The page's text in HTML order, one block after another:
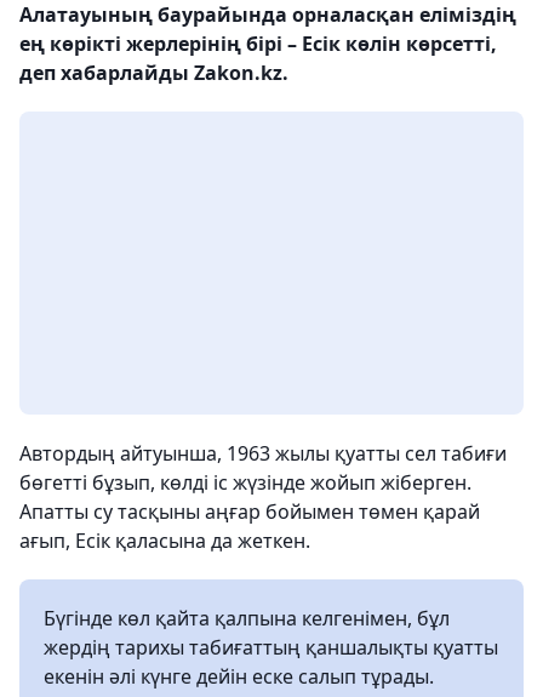
Алатауының баурайында орналасқан еліміздің
ең көрікті жерлерінің бірі – Есік көлін көрсетті,
деп хабарлайды Zakon.kz.
Автордың айтуынша, 1963 жылы қуатты сел табиғи
бөгетті бұзып, көлді іс жүзінде жойып жіберген.
Апатты су тасқыны аңғар бойымен төмен қарай
ағып, Есік қаласына да жеткен.
Бүгінде көл қайта қалпына келгенімен, бұл
жердің тарихы табиғаттың қаншалықты қуатты
екенін әлі күнге дейін еске салып тұрады.